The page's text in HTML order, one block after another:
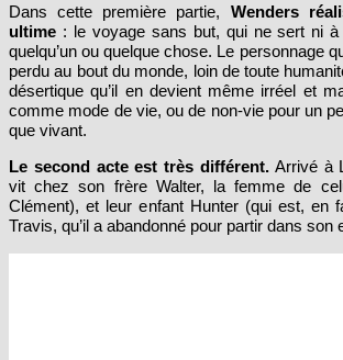
Dans cette première partie,Wenders
ultime: le voyage sans but, qui ne sert ni à
quelqu’un ou quelque chose. Le personnage
perdu au bout du monde, loin de toute
désertique qu’il en devient même irréel et
comme mode de vie, ou de non-vie pour un
que vivant.
Le second acte est très différent.Arrivé à
vit chez son frère Walter, la femme de
Clément), et leur enfant Hunter (qui est, en
Travis, qu’il a abandonné pour partir dans son